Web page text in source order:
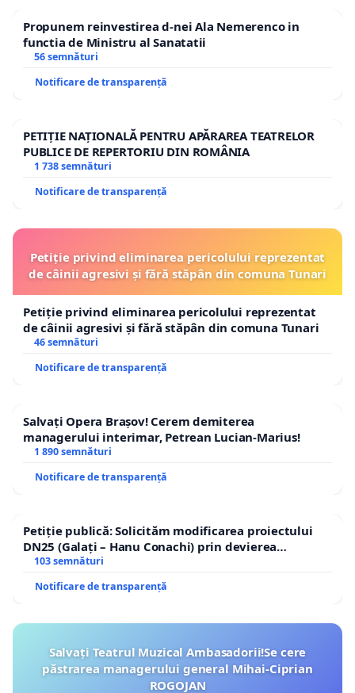
Propunem reinvestirea d-nei Ala Nemerenco in
functia de Ministru al Sanatatii
56 semnături
Notificare de transparență
PETIȚIE NAȚIONALĂ PENTRU APĂRAREA TEATRELOR
PUBLICE DE REPERTORIU DIN ROMÂNIA
1 738 semnături
Notificare de transparență
Petiție privind eliminarea pericolului reprezentat
de câinii agresivi și fără stăpân din comuna Tunari
Petiție privind eliminarea pericolului reprezentat
de câinii agresivi și fără stăpân din comuna Tunari
46 semnături
Notificare de transparență
Salvați Opera Brașov! Cerem demiterea
managerului interimar, Petrean Lucian-Marius!
1 890 semnături
Notificare de transparență
Petiție publică: Solicităm modificarea proiectului
DN25 (Galați – Hanu Conachi) prin devierea
traseului în afara localităților!
103 semnături
Notificare de transparență
Salvați Teatrul Muzical Ambasadorii!Se cere
păstrarea managerului general Mihai-Ciprian
ROGOJAN